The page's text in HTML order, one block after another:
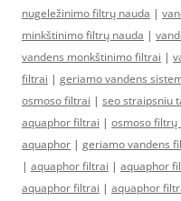
nugeležinimo filtrų nauda |
minkštinimo filtrų nauda |
vandens monkštinimo filtrai |
filtrai | geriamo vandens
osmoso filtrai | seo straipsniu
aquaphor filtrai | osmoso filtrų
aquaphor | geriamo vandens
| aquaphor filtrai | aquaphor
aquaphor filtrai | aquaphor